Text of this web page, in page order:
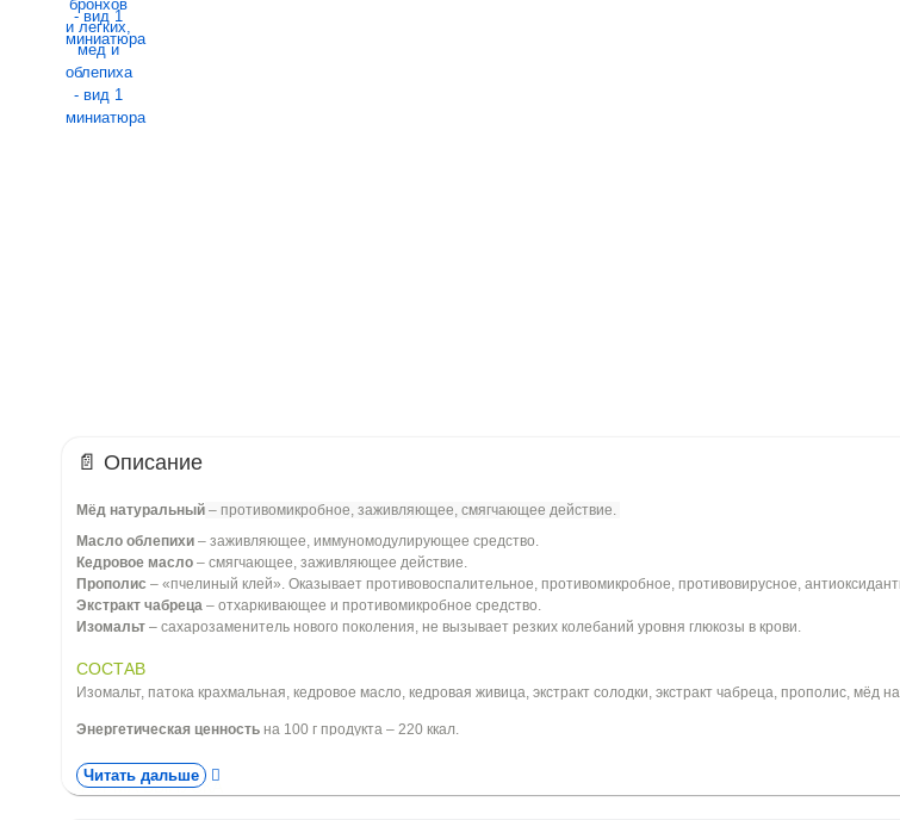
📄 Описание
Мёд натуральный – противомикробное, заживляющее, смягчающее действие.
Масло облепихи – заживляющее, иммуномодулирующее средство.
Кедровое масло – смягчающее, заживляющее действие.
Прополис – «пчелиный клей». Оказывает противовоспалительное, противомикробное, противовирусное,
Экстракт чабреца – отхаркивающее и противомикробное средство.
Изомальт – сахарозаменитель нового поколения, не вызывает резких колебаний уровня глюкозы в крови.
СОСТАВ
Изомальт, патока крахмальная, кедровое масло, кедровая живица, экстракт солодки, экстракт чабреца, прополис,
Энергетическая ценность на 100 г продукта – 220 ккал.
ФОРМА ВЫПУСКА
Читать дальше